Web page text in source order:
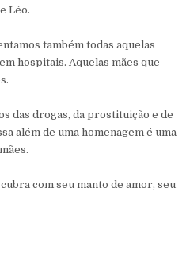
Léo.
também todas aquelas
hospitais. Aquelas mães que
das drogas, da prostituição e de
além de uma homenagem é uma
com seu manto de amor, seu